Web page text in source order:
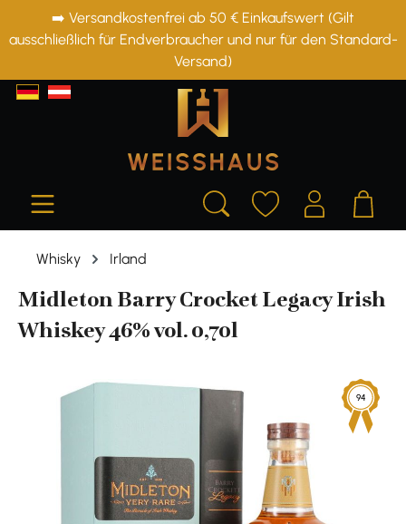
springen
➡️ Versandkostenfrei ab 50 € Einkaufswert (Gilt
ausschließlich für Endverbraucher und nur für den Standard-
Versand)
Whisky Irland
Midleton Barry Crocket Legacy Irish
Whiskey 46% vol. 0,70l
Bildergalerie überspringen
94